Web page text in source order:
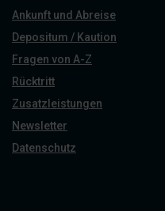
Ankunft und Abreise
Depositum / Kaution
Fragen von A-Z
Rücktritt
Zusatzleistungen
Newsletter
Datenschutz